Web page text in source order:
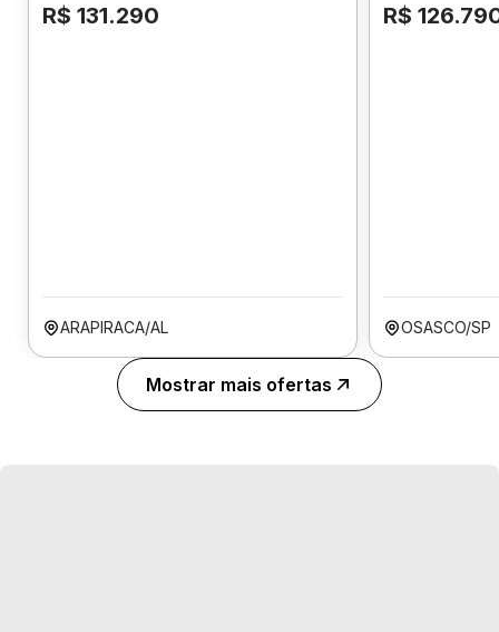
R$ 131.290
ARAPIRACA/AL
R$
OSASCO/SP
Mostrar mais ofertas